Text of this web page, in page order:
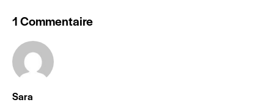
1 Commentaire
Sara